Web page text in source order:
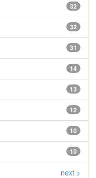
32
32
31
14
13
12
10
10
next >